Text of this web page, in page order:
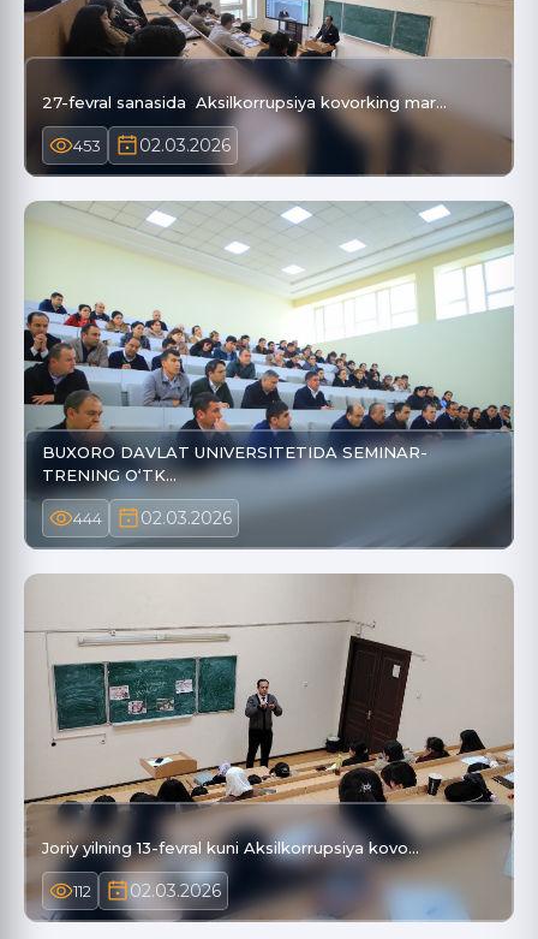
27-fevral sanasida Aksilkorrupsiya kovorking mar…
453 02.03.2026
BUXORO DAVLAT UNIVERSITETIDA SEMINAR-
TRENING O‘TK…
444 02.03.2026
Joriy yilning 13-fevral kuni Aksilkorrupsiya kovo…
112 02.03.2026